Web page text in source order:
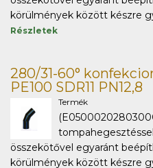
körülmények között készre
Részletek
280/31-60°
PE100 SDR11 PN12,8
Termék
összekötővel egyaránt
körülmények között készre